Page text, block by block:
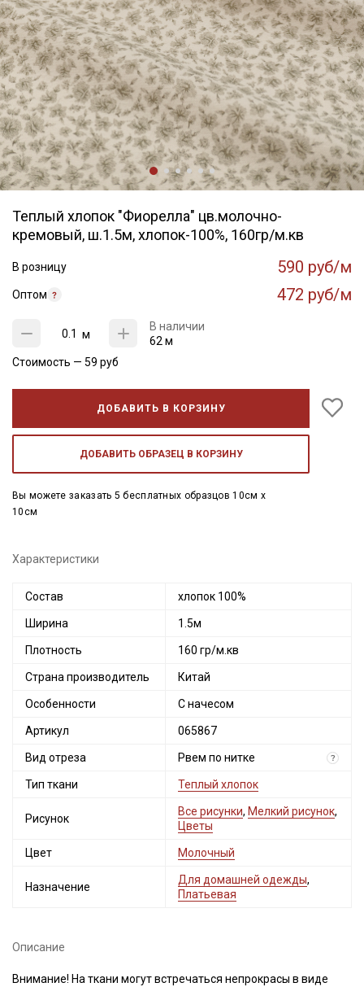
Теплый хлопок "Фиорелла" цв.молочно-
кремовый, ш.1.5м, хлопок-100%, 160гр/м.кв
В розницу 590 руб/м
Оптом 472 руб/м
м
В наличии
62 м
Стоимость — 59 руб
ДОБАВИТЬ В КОРЗИНУ
ДОБАВИТЬ ОБРАЗЕЦ В КОРЗИНУ
Вы можете заказать 5 бесплатных образцов 10см x
10см
Характеристики
Состав хлопок 100%
Ширина 1.5м
Плотность 160 гр/м.кв
Страна производитель Китай
Особенности С начесом
Артикул 065867
Вид отреза Рвем по нитке ?
Тип ткани Теплый хлопок
Рисунок
Все рисунки, Мелкий рисунок,
Цветы
Цвет Молочный
Назначение
Для домашней одежды,
Платьевая
Описание
Внимание! На ткани могут встречаться непрокрасы в виде